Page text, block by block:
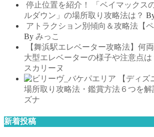
停止位置を紹介！ 「ベイマックス
ルダウン」の場所取り攻略法は？
アトラクション別傾向＆攻略法【
By みっこ
【舞浜駅エレベーター攻略法】何
大型エレベーターの様子や注意点は
スカリーヌ
【ディズ
場所取り攻略法・鑑賞方法６つを解
ズナ
新着投稿